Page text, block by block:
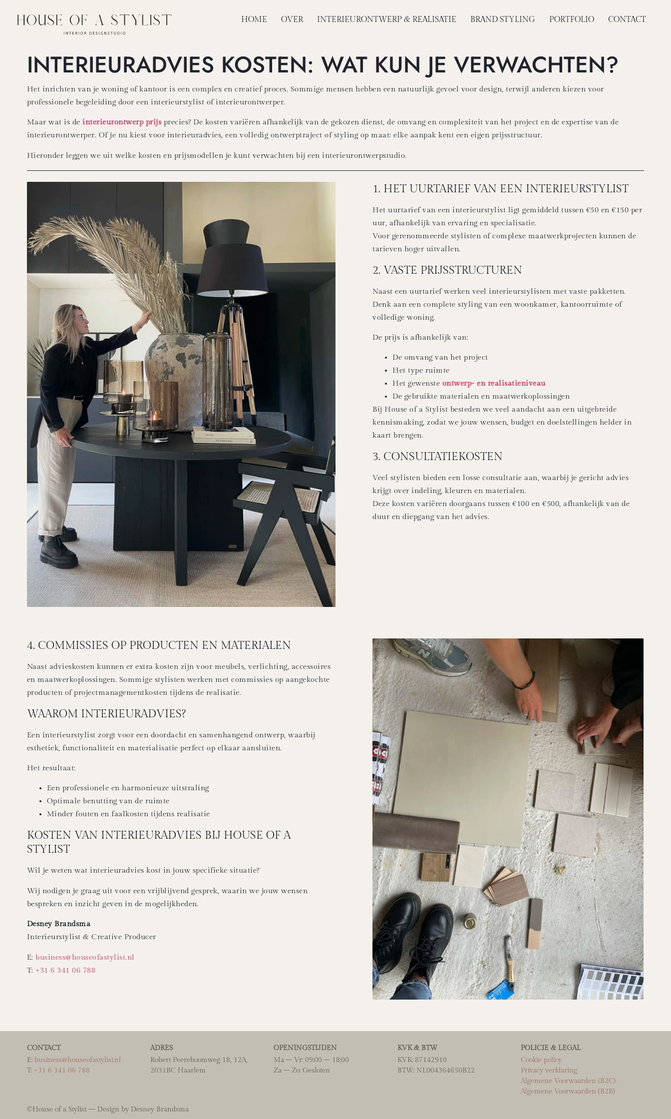
HOME OVER INTERIEURONTWERP & REALISATIE BRAND STYLING PORTFOLIO CONTACT
INTERIEURADVIES KOSTEN: WAT KUN JE VERWACHTEN?
Het inrichten van je woning of kantoor is een complex en creatief proces. Sommige mensen hebben een natuurlijk gevoel voor design, terwijl anderen kiezen voor
professionele begeleiding door een interieurstylist of interieurontwerper.
Maar wat is deinterieurontwerp prijs precies? De kosten variëren afhankelijk van de gekozen dienst, de omvang en complexiteit van het project en de expertise van de
interieurontwerper. Of je nu kiest voor interieuradvies, een volledig ontwerptraject of styling op maat: elke aanpak kent een eigen prijsstructuur.
Hieronder leggen we uit welke kosten en prijsmodellen je kunt verwachten bij een interieurontwerpstudio.
1. HET UURTARIEF VAN EEN INTERIEURSTYLIST
Het uurtarief van een interieurstylist ligt gemiddeld tussen €50 en €150 per
uur, afhankelijk van ervaring en specialisatie.
Voor gerenommeerde stylisten of complexe maatwerkprojecten kunnen de
tarieven hoger uitvallen.
2. VASTE PRIJSSTRUCTUREN
Naast een uurtarief werken veel interieurstylisten met vaste pakketten.
Denk aan een complete styling van een woonkamer, kantoorruimte of
volledige woning.
De prijs is afhankelijk van:
De omvang van het project
Het type ruimte
Het gewenste ontwerp- en realisatieniveau
De gebruikte materialen en maatwerkoplossingen
Bij House of a Stylist besteden we veel aandacht aan een uitgebreide
kennismaking, zodat we jouw wensen, budget en doelstellingen helder in
kaart brengen.
3. CONSULTATIEKOSTEN
Veel stylisten bieden een losse consultatie aan, waarbij je gericht advies
krijgt over indeling, kleuren en materialen.
Deze kosten variëren doorgaans tussen €100 en €500, afhankelijk van de
duur en diepgang van het advies.
4. COMMISSIES OP PRODUCTEN EN MATERIALEN
Naast advieskosten kunnen er extra kosten zijn voor meubels, verlichting, accessoires
en maatwerkoplossingen. Sommige stylisten werken met commissies op aangekochte
producten of projectmanagementkosten tijdens de realisatie.
WAAROM INTERIEURADVIES?
Een interieurstylist zorgt voor een doordacht en samenhangend ontwerp, waarbij
esthetiek, functionaliteit en materialisatie perfect op elkaar aansluiten.
Het resultaat:
Een professionele en harmonieuze uitstraling
Optimale benutting van de ruimte
Minder fouten en faalkosten tijdens realisatie
KOSTEN VAN INTERIEURADVIES BIJ HOUSE OF A
STYLIST
Wil je weten wat interieuradvies kost in jouw specifieke situatie?
Wij nodigen je graag uit voor een vrijblijvend gesprek, waarin we jouw wensen
bespreken en inzicht geven in de mogelijkheden.
Desney Brandsma
Interieurstylist & Creative Producer
E:business@houseofastylist.nl
T: +31 6 341 06 788
CONTACT
E: business@houseofastylist.nl
T: +31 6 341 06 788
ADRES
Robert Peereboomweg 18, 12A,
2031BC Haarlem
OPENINGSTIJDEN
Ma – Vr: 09:00 – 18:00
Za – Zo: Gesloten
KVK & BTW
KVK: 87142910
BTW: NL004364650B22
POLICIE & LEGAL
Cookie policy
Privacy verklaring
Algemene Voorwaarden (B2C)
Algemene Voorwaarden (B2B)
©House of a Stylist — Design by Desney Brandsma